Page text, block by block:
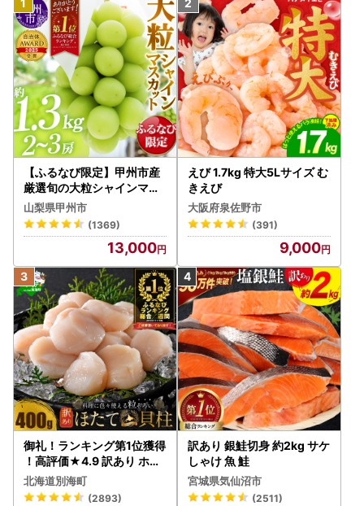
【ふるなび限定】甲州市産
厳選旬の大粒シャインマス
カット 約1.3kg 2～3房【2
026年発送】（MG）B12-
472 FN-Limited-VO シャ
インマスカット フルーツ
山梨県甲州市
(1369)
13,000
えび 1.7kg 特大5Lサイズ む
きえび
大阪府泉佐野市
(391)
9,000
御礼！ランキング第1位獲得
！高評価★4.9 訳あり ホタ
テ 400g（ほたて 帆立 貝柱
冷凍 ）
北海道別海町
(2893)
訳あり 銀鮭切身 約2kg サケ
しゃけ 魚 鮭
宮城県気仙沼市
(2511)